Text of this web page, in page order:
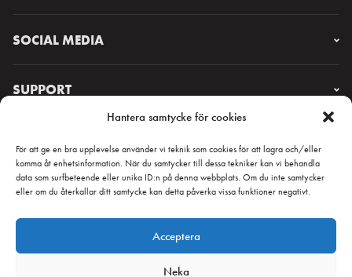
Hantera samtycke för cookies
För att ge en bra upplevelse använder vi teknik som cookies för att lagra och/eller
komma åt enhetsinformation. När du samtycker till dessa tekniker kan vi behandla
data som surfbeteende eller unika ID:n på denna webbplats. Om du inte samtycker
eller om du återkallar ditt samtycke kan detta påverka vissa funktioner negativt.
Acceptera
Neka
NYHETSBREV
SOCIAL MEDIA
Facebook
SUPPORT
FAQ & CONTACT